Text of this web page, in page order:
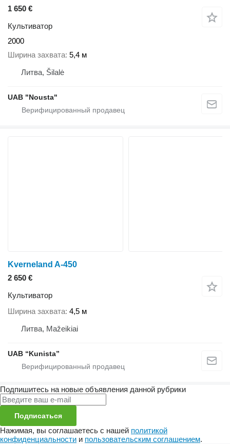
1 650 €
Культиватор
2000
Ширина захвата 5,4 м
Литва, Šilalė
UAB "Nousta"
Kverneland A-450
2 650 €
Культиватор
Ширина захвата 4,5 м
Литва, Mažeikiai
UAB “Kunista”
Подпишитесь на новые объявления данной рубрики
Подписаться
Нажимая, вы соглашаетесь с нашей политикой
конфиденциальности и пользовательским соглашением.